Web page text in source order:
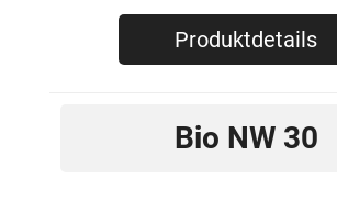
Produktdetails
Bio NW 30